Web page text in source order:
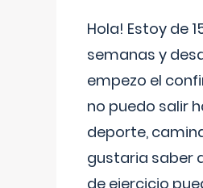
Hola! Estoy de
semanas y
empezo el
no puedo salir
deporte,
gustaria saber
de ejercicio